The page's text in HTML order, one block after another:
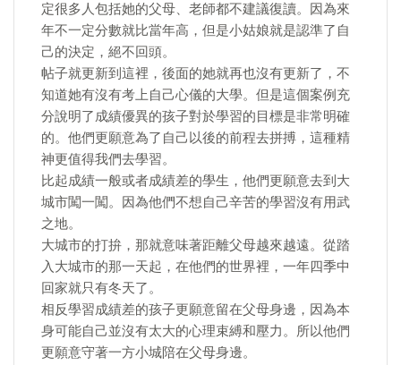
定很多人包括她的父母、老師都不建議復讀。因為來
年不一定分數就比當年高，但是小姑娘就是認準了自
己的決定，絕不回頭。
帖子就更新到這裡，後面的她就再也沒有更新了，不
知道她有沒有考上自己心儀的大學。但是這個案例充
分說明了成績優異的孩子對於學習的目標是非常明確
的。他們更願意為了自己以後的前程去拼搏，這種精
神更值得我們去學習。
比起成績一般或者成績差的學生，他們更願意去到大
城市闖一闖。因為他們不想自己辛苦的學習沒有用武
之地。
大城市的打拚，那就意味著距離父母越來越遠。從踏
入大城市的那一天起，在他們的世界裡，一年四季中
回家就只有冬天了。
相反學習成績差的孩子更願意留在父母身邊，因為本
身可能自己並沒有太大的心理束縛和壓力。所以他們
更願意守著一方小城陪在父母身邊。